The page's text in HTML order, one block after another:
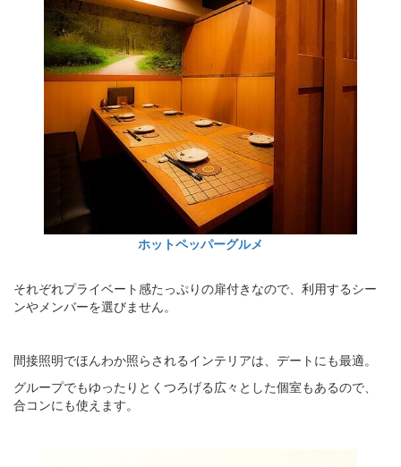
ホットペッパーグルメ
それぞれプライベート感たっぷりの扉付きなので、利用するシー
ンやメンバーを選びません。
間接照明でほんわか照らされるインテリアは、デートにも最適。
グループでもゆったりとくつろげる広々とした個室もあるので、
合コンにも使えます。